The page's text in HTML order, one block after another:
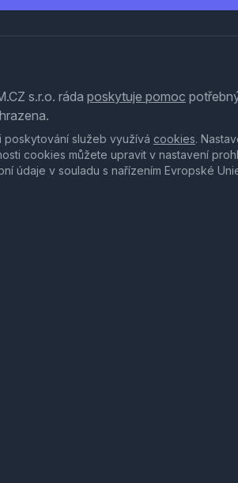
s.r.o. ráda poskytuje pomoc
poskytování služeb využívá cookies.
cookies můžete upravit v nastavení
údaje v souladu s nařízením Evropské